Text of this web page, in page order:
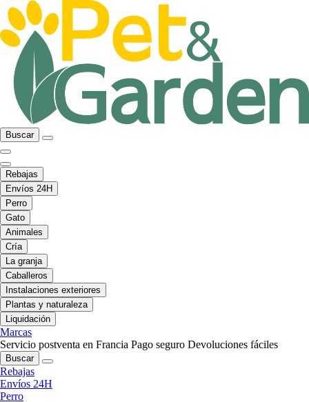
Buscar
Rebajas
Envíos 24H
Perro
Gato
Animales
Cría
La granja
Caballeros
Instalaciones exteriores
Plantas y naturaleza
Liquidación
Marcas
Servicio postventa en Francia Pago seguro Devoluciones fáciles
Buscar
Rebajas
Envíos 24H
Perro